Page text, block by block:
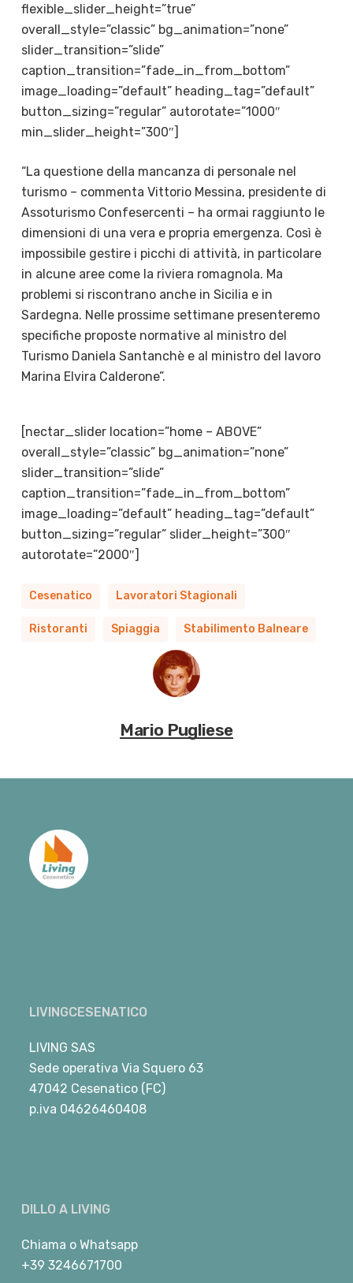
flexible_slider_height=”true”
overall_style=”classic” bg_animation=”none”
slider_transition=”slide”
caption_transition=”fade_in_from_bottom”
image_loading=”default” heading_tag=”default”
button_sizing=”regular” autorotate=”1000″
min_slider_height=”300″]
“La questione della mancanza di personale nel
turismo – commenta Vittorio Messina, presidente di
Assoturismo Confesercenti – ha ormai raggiunto le
dimensioni di una vera e propria emergenza. Così è
impossibile gestire i picchi di attività, in particolare
in alcune aree come la riviera romagnola. Ma
problemi si riscontrano anche in Sicilia e in
Sardegna. Nelle prossime settimane presenteremo
specifiche proposte normative al ministro del
Turismo Daniela Santanchè e al ministro del lavoro
Marina Elvira Calderone”.
[nectar_slider location=”home – ABOVE”
overall_style=”classic” bg_animation=”none”
slider_transition=”slide”
caption_transition=”fade_in_from_bottom”
image_loading=”default” heading_tag=”default”
button_sizing=”regular” slider_height=”300″
autorotate=”2000″]
Cesenatico Lavoratori Stagionali
Ristoranti Spiaggia Stabilimento Balneare
Mario Pugliese
LIVINGCESENATICO
LIVING SAS
Sede operativa Via Squero 63
47042 Cesenatico (FC)
p.iva 04626460408
DILLO A LIVING
Chiama o Whatsapp
+39 3246671700